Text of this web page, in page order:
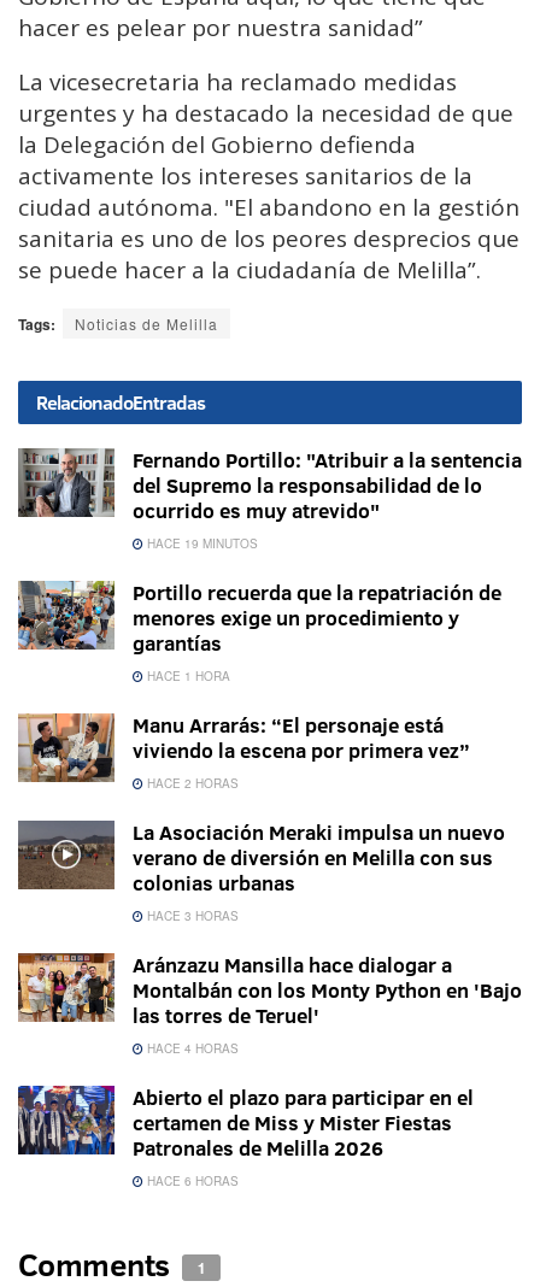
hacer es pelear por nuestra sanidad”
La vicesecretaria ha reclamado medidas
urgentes y ha destacado la necesidad de que
la Delegación del Gobierno defienda
activamente los intereses sanitarios de la
ciudad autónoma. "El abandono en la gestión
sanitaria es uno de los peores desprecios que
se puede hacer a la ciudadanía de Melilla”.
Tags: Noticias de Melilla
RelacionadoEntradas
Fernando Portillo: "Atribuir a la sentencia
del Supremo la responsabilidad de lo
ocurrido es muy atrevido"
HACE 19 MINUTOS
Portillo recuerda que la repatriación de
menores exige un procedimiento y
garantías
HACE 1 HORA
Manu Arrarás: “El personaje está
viviendo la escena por primera vez”
HACE 2 HORAS
La Asociación Meraki impulsa un nuevo
verano de diversión en Melilla con sus
colonias urbanas
HACE 3 HORAS
Aránzazu Mansilla hace dialogar a
Montalbán con los Monty Python en 'Bajo
las torres de Teruel'
HACE 4 HORAS
Abierto el plazo para participar en el
certamen de Miss y Mister Fiestas
Patronales de Melilla 2026
HACE 6 HORAS
Comments 1